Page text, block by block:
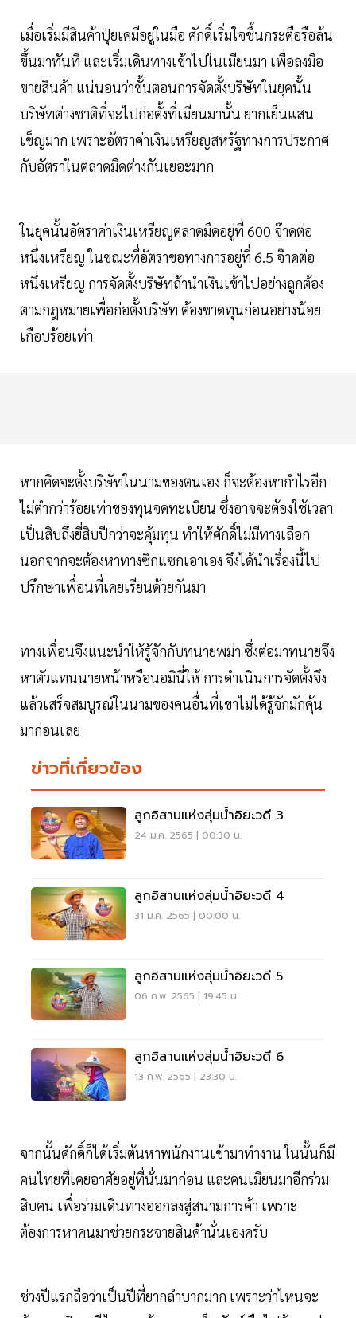
เมื่อเริ่มมีสินค้าปุ๋ยเคมีอยู่ในมือ ศักดิ์เริ่มใจชื้นกระตือรือล้น
ขึ้นมาทันที และเริ่มเดินทางเข้าไปในเมียนมา เพื่อลงมือ
ขายสินค้า แน่นอนว่าขั้นตอนการจัดตั้งบริษัทในยุคนั้น
บริษัทต่างชาติที่จะไปก่อตั้งที่เมียนมานั้น ยากเย็นแสน
เข็ญมาก เพราะอัตราค่าเงินเหรียญสหรัฐทางการประกาศ
กับอัตราในตลาดมืดต่างกันเยอะมาก
ในยุคนั้นอัตราค่าเงินเหรียญตลาดมืดอยู่ที่ 600 จ๊าดต่อ
หนึ่งเหรียญ ในขณะที่อัตราขอทางการอยู่ที่ 6.5 จ๊าดต่อ
หนึ่งเหรียญ การจัดตั้งบริษัทถ้านำเงินเข้าไปอย่างถูกต้อง
ตามกฎหมายเพื่อก่อตั้งบริษัท ต้องขาดทุนก่อนอย่างน้อย
เกือบร้อยเท่า
หากคิดจะตั้งบริษัทในนามของตนเอง ก็จะต้องหากำไรอีก
ไม่ต่ำกว่าร้อยเท่าของทุนจดทะเบียน ซึ่งอาจจะต้องใช้เวลา
เป็นสิบถึงยี่สิบปีกว่าจะคุ้มทุน ทำให้ศักดิ์ไม่มีทางเลือก
นอกจากจะต้องหาทางซิกแซกเอาเอง จึงได้นำเรื่องนี้ไป
ปรึกษาเพื่อนที่เคยเรียนด้วยกันมา
ทางเพื่อนจึงแนะนำให้รู้จักกับทนายพม่า ซึ่งต่อมาทนายจึง
หาตัวแทนนายหน้าหรือนอมินี่ให้ การดำเนินการจัดตั้งจึง
แล้วเสร็จสมบูรณ์ในนามของคนอื่นที่เขาไม่ได้รู้จักมักคุ้น
มาก่อนเลย
ข่าวที่เกี่ยวข้อง
ลูกอิสานแห่งลุ่มน้ำอิยะวดี 3
24 ม.ค. 2565 | 00:30 น.
ลูกอิสานแห่งลุ่มน้ำอิยะวดี 4
31 ม.ค. 2565 | 00:00 น.
ลูกอิสานแห่งลุ่มน้ำอิยะวดี 5
06 ก.พ. 2565 | 19:45 น.
ลูกอิสานแห่งลุ่มน้ำอิยะวดี 6
13 ก.พ. 2565 | 23:30 น.
จากนั้นศักดิ์ก็ได้เริ่มต้นหาพนักงานเข้ามาทำงาน ในนั้นก็มี
คนไทยที่เคยอาศัยอยู่ที่นั่นมาก่อน และคนเมียนมาอีกร่วม
สิบคน เพื่อร่วมเดินทางออกลงสู่สนามการค้า เพราะ
ต้องการหาคนมาช่วยกระจายสินค้านั่นเองครับ
ช่วงปีแรกถือว่าเป็นปีที่ยากลำบากมาก เพราะว่าไหนจะ